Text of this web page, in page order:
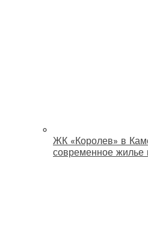
ЖК «Королев» в
современное жилье